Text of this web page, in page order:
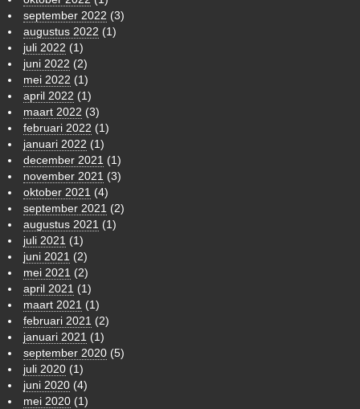
september 2022 (3)
augustus 2022 (1)
juli 2022 (1)
juni 2022 (2)
mei 2022 (1)
april 2022 (1)
maart 2022 (3)
februari 2022 (1)
januari 2022 (1)
december 2021 (1)
november 2021 (3)
oktober 2021 (4)
september 2021 (2)
augustus 2021 (1)
juli 2021 (1)
juni 2021 (2)
mei 2021 (2)
april 2021 (1)
maart 2021 (1)
februari 2021 (2)
januari 2021 (1)
september 2020 (5)
juli 2020 (1)
juni 2020 (4)
mei 2020 (1)